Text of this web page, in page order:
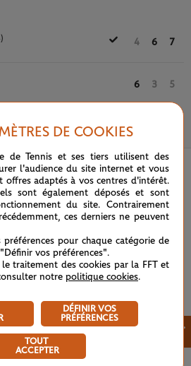
4 6 7
6 3 5
22 MAI 2024 DE COOKIES
de Tennis et ses tiers utilisent des
l'audience du site internet et vous
offres adaptés à vos centres d'intérêt.
sont également déposés et sont
du site. Contrairement
ces derniers ne peuvent
préférences pour chaque catégorie de
vos préférences".
traitement des cookies par la FFT et
notre politique cookies.
DÉFINIR VOS
PRÉFÉRENCES
TOUT
ACCEPTER